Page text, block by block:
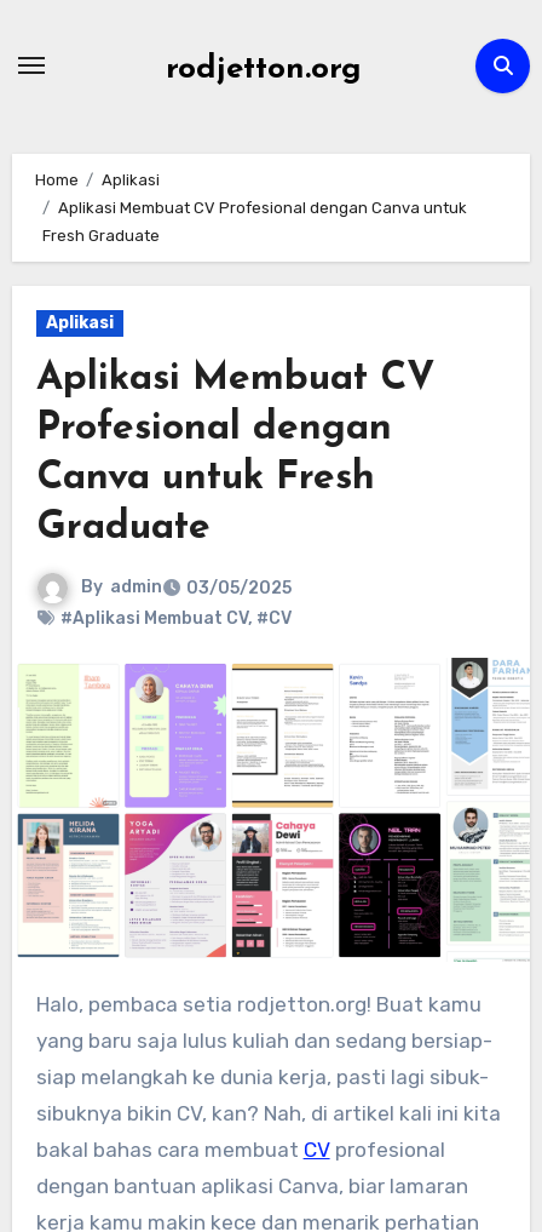
rodjetton.org
Home
Aplikasi
Aplikasi Membuat CV Profesional dengan Canva untuk
Fresh Graduate
Aplikasi
Aplikasi Membuat CV
Profesional dengan
Canva untuk Fresh
Graduate
By admin
03/05/2025
#Aplikasi Membuat CV, #CV
Halo, pembaca setia rodjetton.org! Buat kamu
yang baru saja lulus kuliah dan sedang bersiap-
siap melangkah ke dunia kerja, pasti lagi sibuk-
sibuknya bikin CV, kan? Nah, di artikel kali ini kita
bakal bahas cara membuat CVprofesional
dengan bantuan aplikasi Canva, biar lamaran
kerja kamu makin kece dan menarik perhatian